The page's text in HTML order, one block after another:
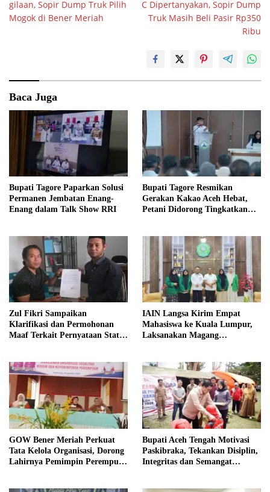
gilaan, Sopir Dump Truk Pilih
Mogok di Bener Meriah
C Dipertanyakan, Sopir Dump
Truk Masih Beli Pasir Rp350
Ribu
Baca Juga
Bupati Tagore Paparkan Solusi
Permanen Jembatan Enang-
Enang dalam Talk Show RRI
Bupati Tagore Resmikan
Gerakan Kakao Aceh Hebat,
Petani Didorong Tingkatkan
Zul Fikri Sampaikan
Klarifikasi dan Permohonan
Maaf Terkait Pernyataan Status
IAIN Langsa Kirim Empat
Mahasiswa ke Kuala Lumpur,
Laksanakan Magang
GOW Bener Meriah Perkuat
Tata Kelola Organisasi, Dorong
Lahirnya Pemimpin Perempuan
Bupati Aceh Tengah Motivasi
Paskibraka, Tekankan Disiplin,
Integritas dan Semangat